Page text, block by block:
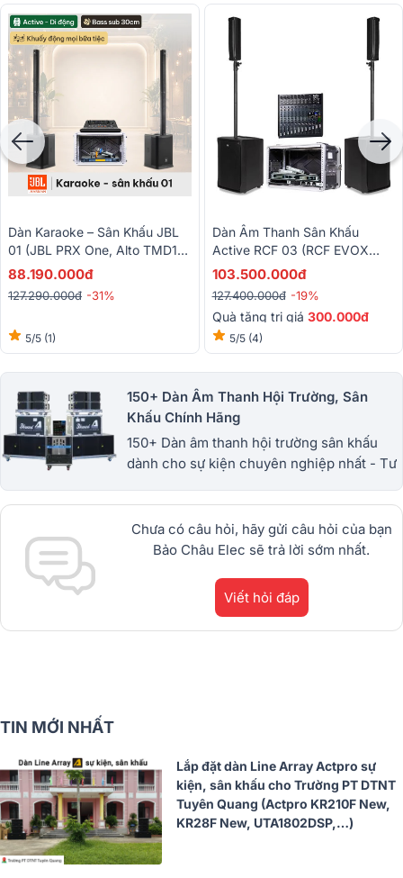
Dàn Karaoke – Sân Khấu JBL
01 (JBL PRX One, Alto TMD16,
BCE VIP6000)
88.190.000đ
127.290.000đ -31%
5/5 (1)
Dàn Âm Thanh Sân Khấu
Active RCF 03 (RCF EVOX
JMIX8, JBL KX180A, Alto Live
103.500.000đ
127.400.000đ -19%
Quà tặng trị giá 300.000đ
5/5 (4)
150+ Dàn Âm Thanh Hội Trường, Sân
Khấu Chính Hãng
150+ Dàn âm thanh hội trường sân khấu
dành cho sự kiện chuyên nghiệp nhất - Tư
hạn - Miễn phí giao hàng. 1900.0255
Chưa có câu hỏi, hãy gửi câu hỏi của bạn
Bảo Châu Elec sẽ trả lời sớm nhất.
Viết hỏi đáp
TIN MỚI NHẤT
Lắp đặt dàn Line Array Actpro sự
kiện, sân khấu cho Trường PT DTNT
Tuyên Quang (Actpro KR210F New,
KR28F New, UTA1802DSP,…)